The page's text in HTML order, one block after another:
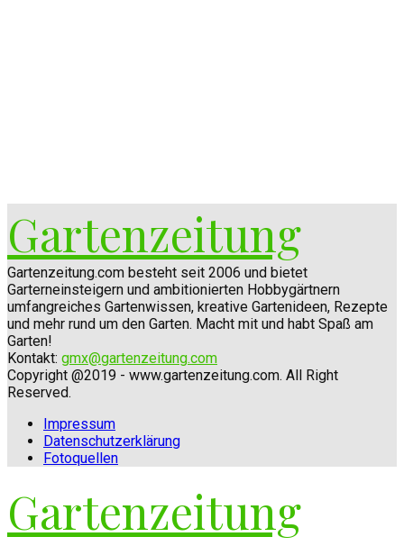
Gartenzeitung
Gartenzeitung.com besteht seit 2006 und bietet
Garterneinsteigern und ambitionierten Hobbygärtnern
umfangreiches Gartenwissen, kreative Gartenideen, Rezepte
und mehr rund um den Garten. Macht mit und habt Spaß am
Garten!
Kontakt: gmx@gartenzeitung.com
Copyright @2019 - www.gartenzeitung.com. All Right
Reserved.
Impressum
Datenschutzerklärung
Fotoquellen
Gartenzeitung